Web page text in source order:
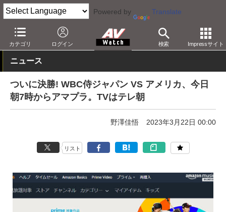
Powered by Translate
カテゴリ ログイン 検索 Impressサイト
AV Watch コンテンツ・サービス 映像配信 Amazonビデオ
ニュース
ついに決勝! WBC侍ジャパン VS アメリカ、今日
朝7時からアマプラ。TVはテレ朝
野澤佳悟 2023年3月22日 00:00
リスト